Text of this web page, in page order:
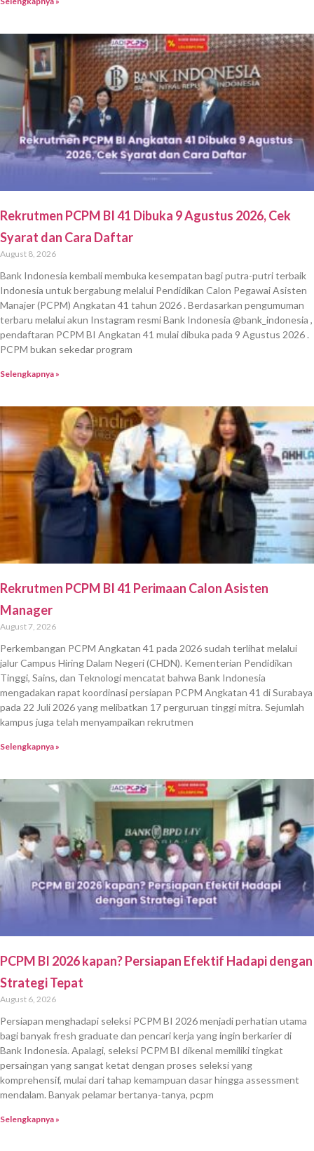
Rekrutmen PCPM BI 41 Dibuka 9 Agustus 2026, Cek
Syarat dan Cara Daftar
August 8, 2026
Bank Indonesia kembali membuka kesempatan bagi putra-putri terbaik
Indonesia untuk bergabung melalui Pendidikan Calon Pegawai Asisten
Manajer (PCPM) Angkatan 41 tahun 2026 . Berdasarkan pengumuman
terbaru melalui akun Instagram resmi Bank Indonesia @bank_indonesia ,
pendaftaran PCPM BI Angkatan 41 mulai dibuka pada 9 Agustus 2026 .
PCPM bukan sekedar program
Selengkapnya »
Rekrutmen PCPM BI 41 Perimaan Calon Asisten
Manager
August 7, 2026
Perkembangan PCPM Angkatan 41 pada 2026 sudah terlihat melalui
jalur Campus Hiring Dalam Negeri (CHDN). Kementerian Pendidikan
Tinggi, Sains, dan Teknologi mencatat bahwa Bank Indonesia
mengadakan rapat koordinasi persiapan PCPM Angkatan 41 di Surabaya
pada 22 Juli 2026 yang melibatkan 17 perguruan tinggi mitra. Sejumlah
kampus juga telah menyampaikan rekrutmen
Selengkapnya »
PCPM BI 2026 kapan? Persiapan Efektif Hadapi dengan
Strategi Tepat
August 6, 2026
Persiapan menghadapi seleksi PCPM BI 2026 menjadi perhatian utama
bagi banyak fresh graduate dan pencari kerja yang ingin berkarier di
Bank Indonesia. Apalagi, seleksi PCPM BI dikenal memiliki tingkat
persaingan yang sangat ketat dengan proses seleksi yang
komprehensif, mulai dari tahap kemampuan dasar hingga assessment
mendalam. Banyak pelamar bertanya-tanya, pcpm
Selengkapnya »